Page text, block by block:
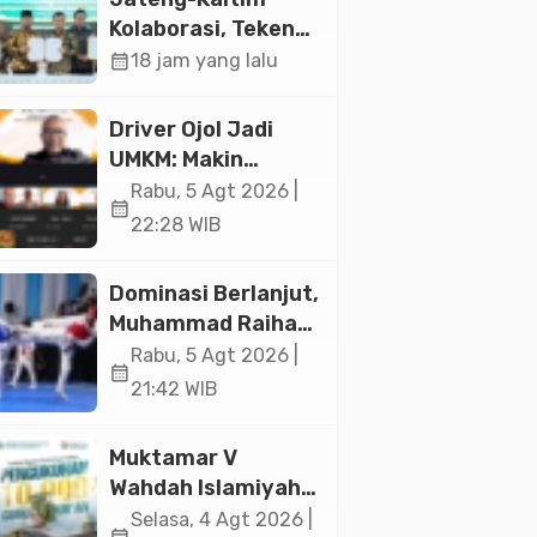
Jakarta
Kolaborasi, Teken
19 Kerja Sama
20,2 Triliun
calendar_month18 jam yang lalu
Driver Ojol Jadi
UMKM: Makin
Sejahtera atau
Merana? Ini
Paramadina
calendar_month
Rabu, 5 Agt 2026 |
22:28 WIB
Dominasi Berlanjut,
Muhammad Raihan
Fadila Sabet Emas
Kyorugi di Asian
Indonesia Open
2026
calendar_month
Rabu, 5 Agt 2026 |
21:42 WIB
Muktamar V
Wahdah Islamiyah
Akan Kukuhkan
Selasa, 4 Agt 2026 |